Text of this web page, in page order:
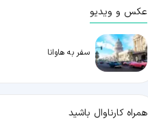
عکس و ویدیو
سفر به هاوانا
همراه کارناوال باشید